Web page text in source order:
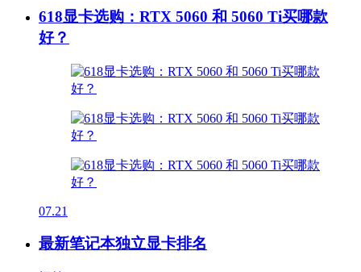
618显卡选购：RTX 5060 和 5060 Ti买哪款
好？
07.21
最新笔记本独立显卡排名